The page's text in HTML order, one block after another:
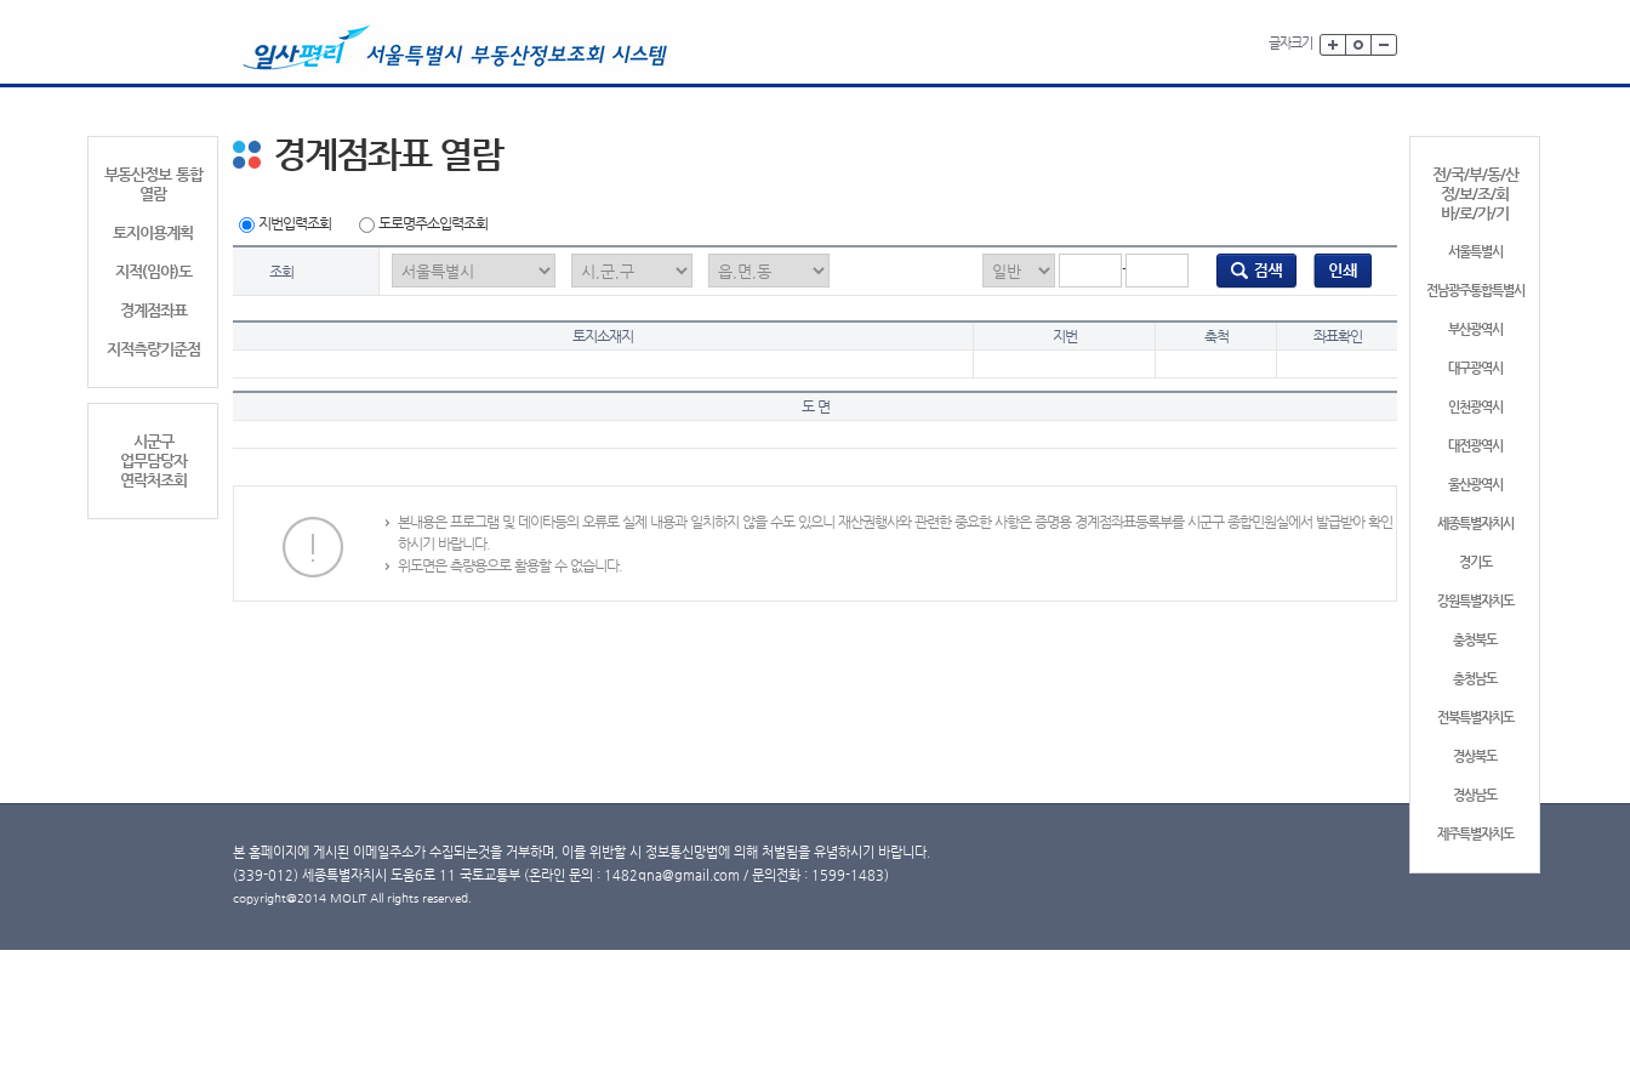
글자크기
부동산정보 통합
열람
토지이용계획
지적(임야)도
경계점좌표
지적측량기준점
시군구
업무담당자
연락처조회
전/국/부/동/산
정/보/조/회
바/로/가/기
서울특별시
전남광주통합특별시
부산광역시
대구광역시
인천광역시
대전광역시
울산광역시
세종특별자치시
경기도
강원특별자치도
충청북도
충청남도
전북특별자치도
경상북도
경상남도
제주특별자치도
경계점좌표 열람
지번입력조회 도로명주소입력조회
조회 -
토지소재지 지번 축척 좌표확인
도 면
본내용은 프로그램 및 데이타등의 오류로 실제 내용과 일치하지 않을 수도 있으니 재산권행사와 관련한 중요한 사항은 증명용 경계점좌표등록부를 시군구 종합민원실에서 발급받아 확인
하시기 바랍니다.
위도면은 측량용으로 활용할 수 없습니다.
본 홈페이지에 게시된 이메일주소가 수집되는것을 거부하며, 이를 위반할 시 정보통신망법에 의해 처벌됨을 유념하시기 바랍니다.
(339-012) 세종특별자치시 도움6로 11 국토교통부 (온라인 문의 : 1482qna@gmail.com / 문의전화 : 1599-1483)
copyright@2014 MOLIT All rights reserved.